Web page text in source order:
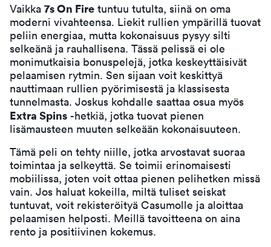
Vaikka 7s On Fire tuntuu tutulta, siinä on oma
moderni vivahteensa. Liekit rullien ympärillä tuovat
peliin energiaa, mutta kokonaisuus pysyy silti
selkeänä ja rauhallisena. Tässä pelissä ei ole
monimutkaisia bonuspelejä, jotka keskeyttäisivät
pelaamisen rytmin. Sen sijaan voit keskittyä
nauttimaan rullien pyörimisestä ja klassisesta
tunnelmasta. Joskus kohdalle saattaa osua myös
Extra Spins -hetkiä, jotka tuovat pienen
lisämausteen muuten selkeään kokonaisuuteen.
Tämä peli on tehty niille, jotka arvostavat suoraa
toimintaa ja selkeyttä. Se toimii erinomaisesti
mobiilissa, joten voit ottaa pienen pelihetken missä
vain. Jos haluat kokeilla, miltä tuliset seiskat
tuntuvat, voit rekisteröityä Casumolle ja aloittaa
pelaamisen helposti. Meillä tavoitteena on aina
rento ja positiivinen kokemus.